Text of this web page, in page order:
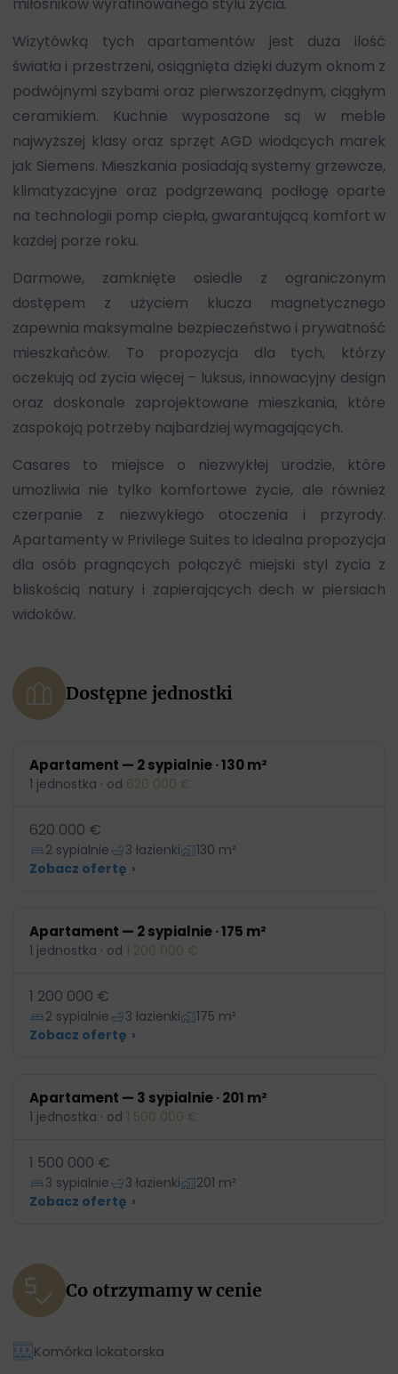
miłośników wyrafinowanego stylu życia.
Wizytówką tych apartamentów jest duża ilość
światła i przestrzeni, osiągnięta dzięki dużym oknom z
podwójnymi szybami oraz pierwszorzędnym, ciągłym
ceramikiem. Kuchnie wyposażone są w meble
najwyższej klasy oraz sprzęt AGD wiodących marek
jak Siemens. Mieszkania posiadają systemy grzewcze,
klimatyzacyjne oraz podgrzewaną podłogę oparte
na technologii pomp ciepła, gwarantującą komfort w
każdej porze roku.
Darmowe, zamknięte osiedle z ograniczonym
dostępem z użyciem klucza magnetycznego
zapewnia maksymalne bezpieczeństwo i prywatność
mieszkańców. To propozycja dla tych, którzy
oczekują od życia więcej – luksus, innowacyjny design
oraz doskonale zaprojektowane mieszkania, które
zaspokoją potrzeby najbardziej wymagających.
Casares to miejsce o niezwykłej urodzie, które
umożliwia nie tylko komfortowe życie, ale również
czerpanie z niezwykłego otoczenia i przyrody.
Apartamenty w Privilege Suites to idealna propozycja
dla osób pragnących połączyć miejski styl życia z
bliskością natury i zapierających dech w piersiach
widoków.
Dostępne jednostki
Apartament — 2 sypialnie · 130 m²
1 jednostka · od 620 000 €
620 000 €
2 sypialnie 3 łazienki
130 m²
Zobacz ofertę ›
Apartament — 2 sypialnie · 175 m²
1 jednostka · od 1 200 000 €
1 200 000 €
2 sypialnie 3 łazienki
175 m²
Zobacz ofertę ›
Apartament — 3 sypialnie · 201 m²
1 jednostka · od 1 500 000 €
1 500 000 €
3 sypialnie 3 łazienki
201 m²
Zobacz ofertę ›
Co otrzymamy w cenie
Komórka lokatorska